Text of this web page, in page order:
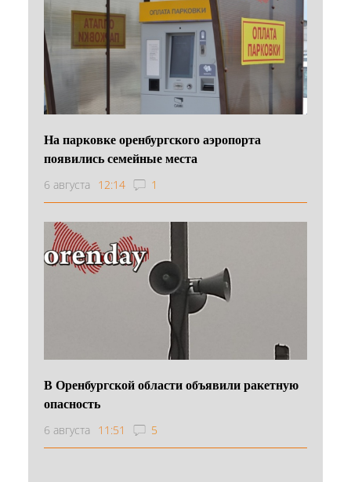
На парковке оренбургского аэропорта
появились семейные места
6 августа 12:14 1
В Оренбургской области объявили ракетную
опасность
6 августа 11:51 5